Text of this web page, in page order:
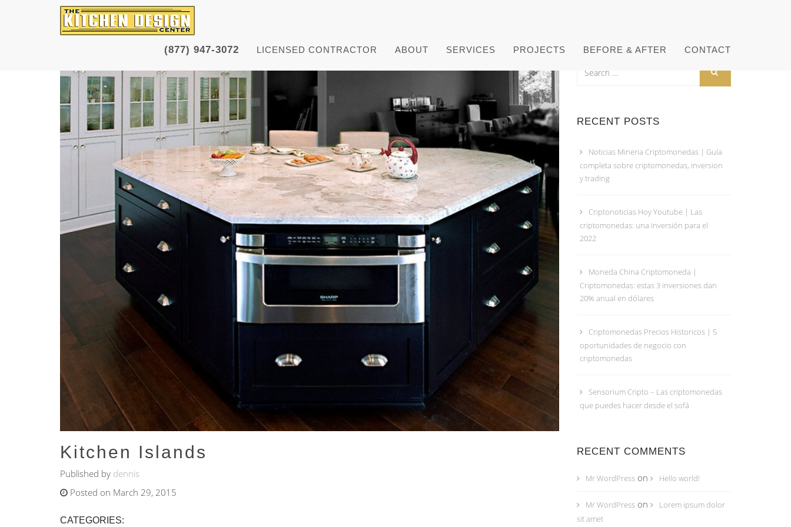
(877) 947-3072 LICENSED CONTRACTOR ABOUT SERVICES PROJECTS BEFORE & AFTER CONTACT
Kitchen Islands
Published by dennis
Posted on March 29, 2015
CATEGORIES:
RECENT POSTS
Noticias Mineria Criptomonedas | Guía
completa sobre criptomonedas, inversion
y trading
Criptonoticias Hoy Youtube | Las
criptomonedas: una inversión para el
2022
Moneda China Criptomoneda |
Criptomonedas: estas 3 inversiones dan
20% anual en dólares
Criptomonedas Precios Historicos | 5
oportunidades de negocio con
criptomonedas
Sensorium Cripto – Las criptomonedas
que puedes hacer desde el sofá
RECENT COMMENTS
Mr WordPresson Hello world!
Mr WordPresson
Lorem ipsum dolor
sit amet